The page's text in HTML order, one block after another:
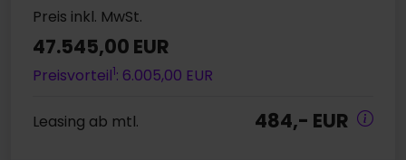
Preis inkl. MwSt.
47.545,00 EUR
Preisvorteil1: 6.005,00 EUR
Leasing ab mtl. 484,- EUR